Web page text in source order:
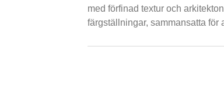
med förfinad textur och
färgställningar, sammansatta för